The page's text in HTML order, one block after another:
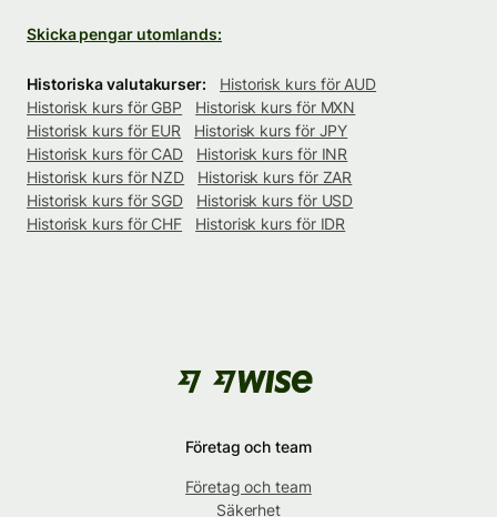
Skicka pengar utomlands:
Historiska valutakurser:
Historisk kurs för AUD
Historisk kurs för GBP
Historisk kurs för MXN
Historisk kurs för EUR
Historisk kurs för JPY
Historisk kurs för CAD
Historisk kurs för INR
Historisk kurs för NZD
Historisk kurs för ZAR
Historisk kurs för SGD
Historisk kurs för USD
Historisk kurs för CHF
Historisk kurs för IDR
Företag och team
Företag och team
Säkerhet